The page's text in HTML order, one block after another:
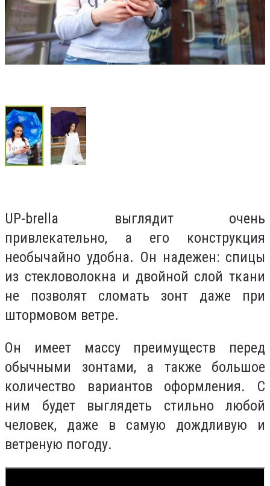
UP-brella выглядит очень
привлекательно, а его конструкция
необычайно удобна. Он надежен: спицы
из стекловолокна и двойной слой ткани
не позволят сломать зонт даже при
штормовом ветре.
Он имеет массу преимуществ перед
обычными зонтами, а также большое
количество вариантов оформления. С
ним будет выглядеть стильно любой
человек, даже в самую дождливую и
ветреную погоду.